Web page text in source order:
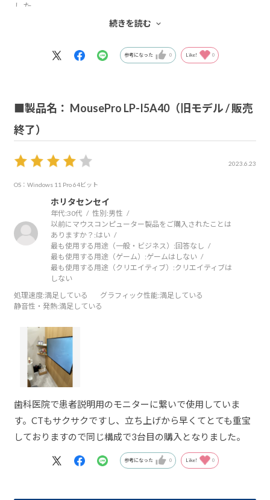
した。
動作や操作感ですが、簡単な動画編集やもストレスなく十
性能もそこそこあり、高負荷作業時でも、ケースの吸排気
も気になりません。
が横向きになってしまうことくらいしか不満はありませ
ん。
続きを読む
参考になった 0 Like! 0
■製品名： MousePro LP-I5A40（旧モデル / 販売
終了）
2023.6.23
OS：Windows 11 Pro 64ビット
ホリタセンセイ
年代:30代 性別:男性
以前にマウスコンピューター製品をご購入されたことは
ありますか？:はい
最も使用する用途（一般・ビジネス）: 回答なし
最も使用する用途（ゲーム）:ゲームはしない
最も使用する用途（クリエイティブ）:クリエイティブは
しない
処理速度:満足している グラフィック性能:満足している
静音性・発熱:満足している
歯科医院で患者説明用のモニターに繋いで使用していま
す。CTもサクサクですし、立ち上げから早くてとても重宝
しておりますので同じ構成で3台目の購入となりました。
参考になった 0 Like! 0